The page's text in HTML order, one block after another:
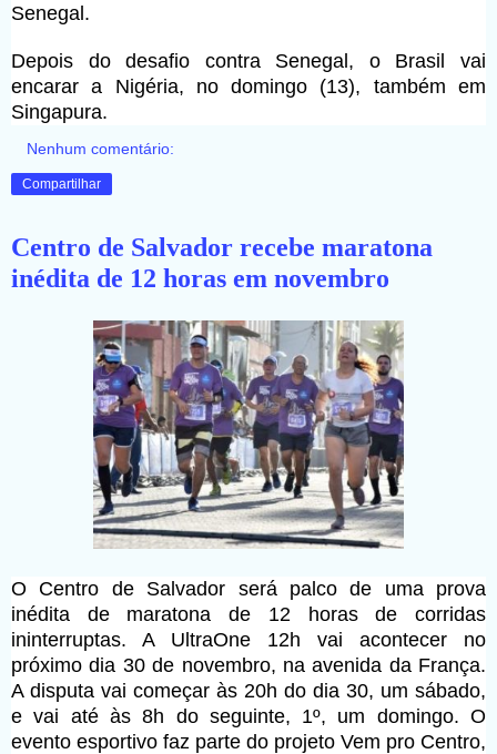
Senegal.
Depois do desafio contra Senegal, o Brasil vai
encarar a Nigéria, no domingo (13), também em
Singapura.
Nenhum comentário:
Compartilhar
Centro de Salvador recebe maratona
inédita de 12 horas em novembro
O Centro de Salvador será palco de uma prova
inédita de maratona de 12 horas de corridas
ininterruptas. A UltraOne 12h vai acontecer no
próximo dia 30 de novembro, na avenida da França.
A disputa vai começar às 20h do dia 30, um sábado,
e vai até às 8h do seguinte, 1º, um domingo. O
evento esportivo faz parte do projeto Vem pro Centro,